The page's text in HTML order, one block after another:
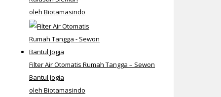
oleh Biotamasindo
Filter Air Otomatis Rumah Tangga – Sewon
Bantul Jogja
oleh Biotamasindo